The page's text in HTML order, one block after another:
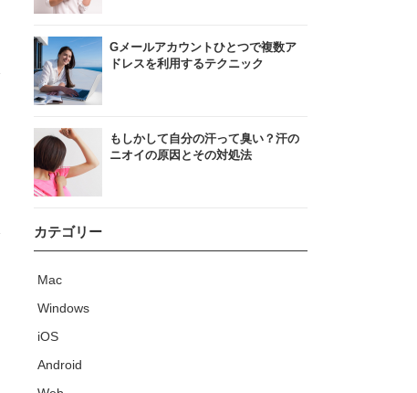
Gメールアカウントひとつで複数ア
ドレスを利用するテクニック
もしかして自分の汗って臭い？汗の
ニオイの原因とその対処法
カテゴリー
Mac
Windows
iOS
Android